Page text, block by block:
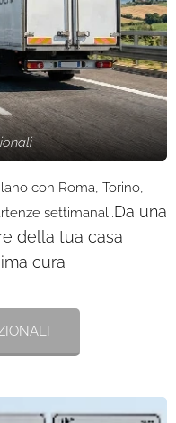
con Roma, Torino,
settimanali.Da una
della tua casa
cura